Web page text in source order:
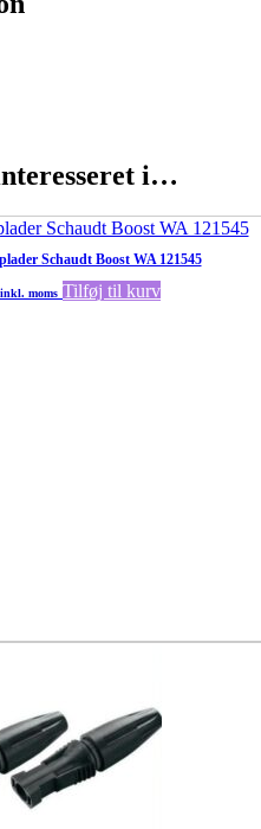
i…
Schaudt Boost WA 121545
inkl. moms Tilføj til kurv